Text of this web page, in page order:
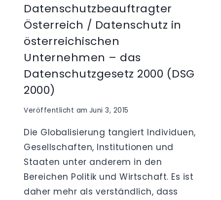
Datenschutzbeauftragter
Österreich / Datenschutz in
österreichischen
Unternehmen – das
Datenschutzgesetz 2000 (DSG
2000)
Veröffentlicht am Juni 3, 2015
Die Globalisierung tangiert Individuen,
Gesellschaften, Institutionen und
Staaten unter anderem in den
Bereichen Politik und Wirtschaft. Es ist
daher mehr als verständlich, dass